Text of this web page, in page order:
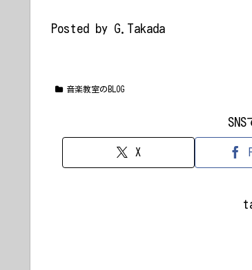
Posted by G.Takada
音楽教室のBLOG
X